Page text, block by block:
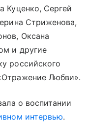
Куценко, Сергей
Стриженова,
Оксана
и другие
российского
Любви».
о воспитании
интервью.